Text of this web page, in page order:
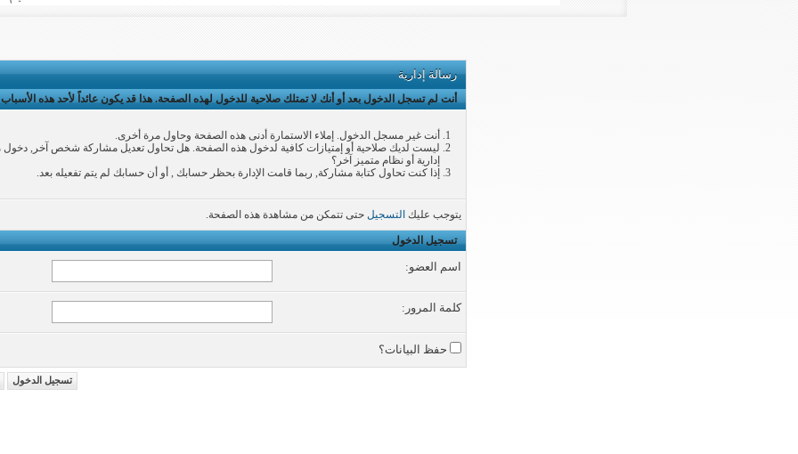
رسالة إدارية
أنت لم تسجل الدخول بعد أو أنك لا تمتلك صلاحية للدخول لهذه الصفحة. هذا قد يكون عائداً لأحد هذه
أنت غير مسجل الدخول. إملاء الاستمارة أدنى هذه الصفحة وحاول مرة أخرى.
ليست لديك صلاحية أو إمتيازات كافية لدخول هذه الصفحة. هل تحاول تعديل مشاركة شخص آخر, دخول
إدارية أو نظام متميز آخر؟
إذا كنت تحاول كتابة مشاركة, ربما قامت الإدارة بحظر حسابك , أو أن حسابك لم يتم تفعيله بعد.
يتوجب عليك التسجيل حتى تتمكن من مشاهدة هذه الصفحة.
تسجيل الدخول
اسم العضو:
كلمة المرور:
حفظ البيانات؟